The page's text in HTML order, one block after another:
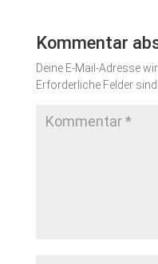
Kommentar
Deine E-Mail-Adresse
Erforderliche Felder